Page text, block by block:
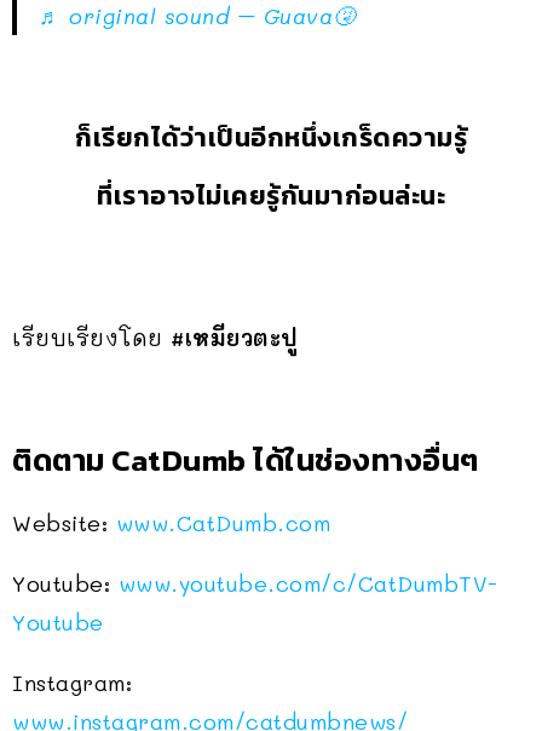
♬ original sound – Guava🤧
ก็เรียกได้ว่าเป็นอีกหนึ่งเกร็ดความรู้
ที่เราอาจไม่เคยรู้กันมาก่อนล่ะนะ
เรียบเรียงโดย #เหมียวตะปู
ติดตาม CatDumb ได้ในช่องทางอื่นๆ
Website: www.CatDumb.com
Youtube: www.youtube.com/c/CatDumbTV-
Youtube
Instagram:
www.instagram.com/catdumbnews/